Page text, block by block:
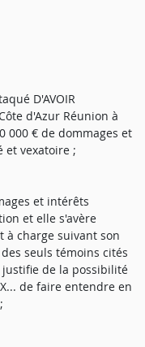
D'AVOIR
d'Azur Réunion à
000 € de dommages et
et vexatoire ;
et intérêts
et elle s'avère
à charge suivant son
seuls témoins cités
de la possibilité
de faire entendre en